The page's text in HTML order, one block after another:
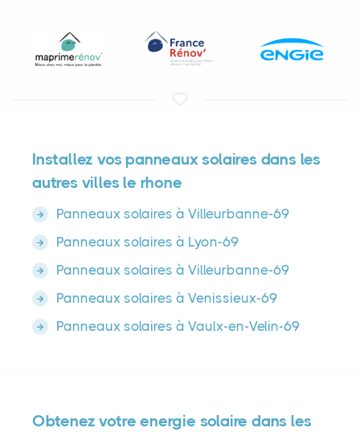
Installez vos panneaux solaires dans les
autres villes le rhone
Panneaux solaires à Villeurbanne-69
Panneaux solaires à Lyon-69
Panneaux solaires à Villeurbanne-69
Panneaux solaires à Venissieux-69
Panneaux solaires à Vaulx-en-Velin-69
Obtenez votre energie solaire dans les